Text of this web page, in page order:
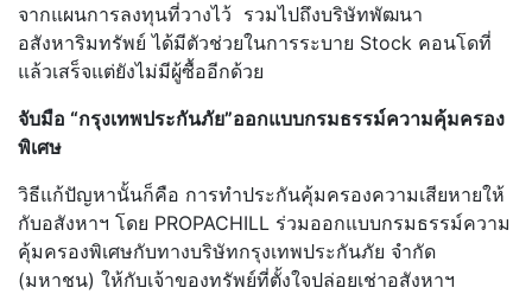
จากแผนการลงทุนที่วางไว้ รวมไปถึงบริษัทพัฒนา
อสังหาริมทรัพย์ ได้มีตัวช่วยในการระบาย Stock คอนโดที่
แล้วเสร็จแต่ยังไม่มีผู้ซื้ออีกด้วย
จับมือ “กรุงเทพประกันภัย”ออกแบบกรมธรรม์ความคุ้มครอง
พิเศษ
วิธีแก้ปัญหานั้นก็คือ การทำประกันคุ้มครองความเสียหายให้
กับอสังหาฯ โดย PROPACHILL ร่วมออกแบบกรมธรรม์ความ
คุ้มครองพิเศษกับทางบริษัทกรุงเทพประกันภัย จำกัด
(มหาชน) ให้กับเจ้าของทรัพย์ที่ตั้งใจปล่อยเช่าอสังหาฯ